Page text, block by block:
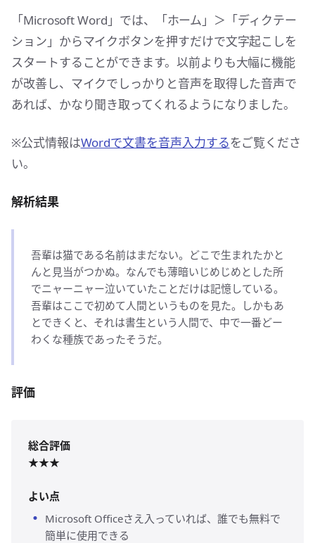
「Microsoft Word」では、「ホーム」＞「ディクテー
ション」からマイクボタンを押すだけで文字起こしを
スタートすることができます。以前よりも大幅に機能
が改善し、マイクでしっかりと音声を取得した音声で
あれば、かなり聞き取ってくれるようになりました。
※公式情報はWordで文書を音声入力するをご覧くださ
い。
解析結果
吾輩は猫である名前はまだない。どこで生まれたかと
んと見当がつかぬ。なんでも薄暗いじめじめとした所
でニャーニャー泣いていたことだけは記憶している。
吾輩はここで初めて人間というものを見た。しかもあ
とできくと、それは書生という人間で、中で一番どー
わくな種族であったそうだ。
評価
総合評価
★★★
よい点
Microsoft Officeさえ入っていれば、誰でも無料で
簡単に使用できる